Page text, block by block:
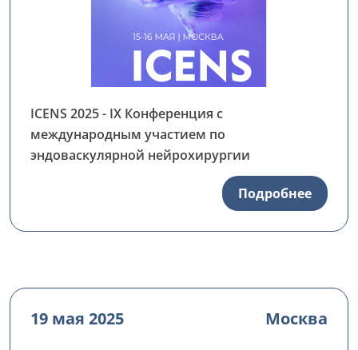
ICENS 2025 - IX Конференция с
международным участием по
эндоваскулярной нейрохирургии
Подробнее
19 мая 2025 Москва